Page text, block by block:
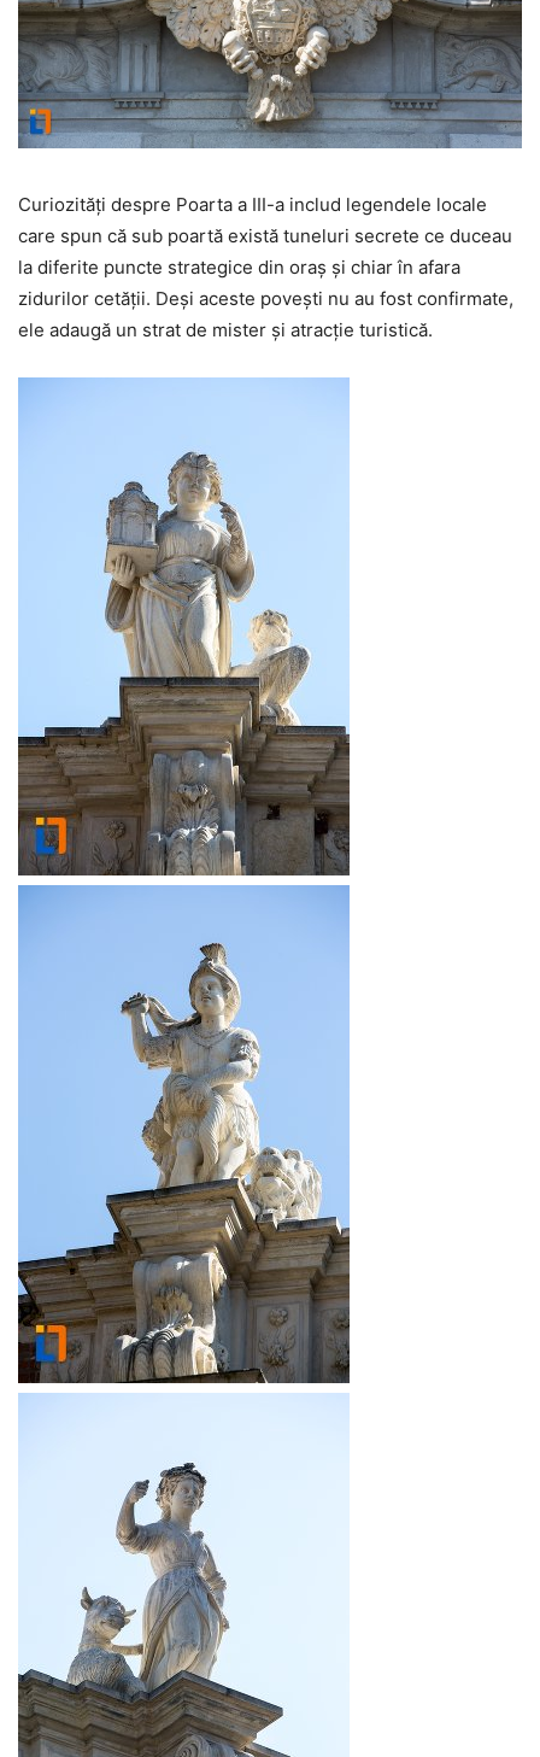
Curiozități despre Poarta a III-a includ legendele locale
care spun că sub poartă există tuneluri secrete ce duceau
la diferite puncte strategice din oraș și chiar în afara
zidurilor cetății. Deși aceste povești nu au fost confirmate,
ele adaugă un strat de mister și atracție turistică.